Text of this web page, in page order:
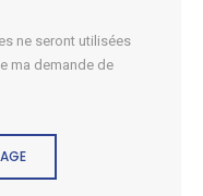
ne seront utilisées
ma demande de